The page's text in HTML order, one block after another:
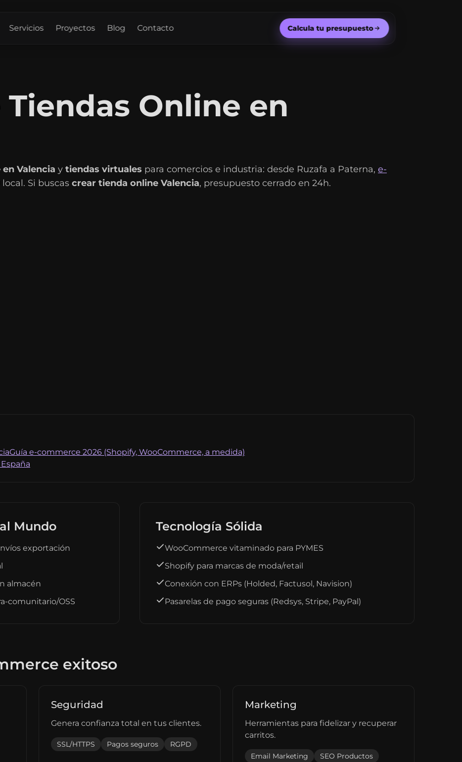
Servicios Proyectos Blog Contacto Calcula tu presupuesto
Online en
Valencia y tiendas virtuales para comercios e industria: desde Ruzafa a Paterna, e-
Si buscas crear tienda online Valencia, presupuesto cerrado en 24h.
Guía e-commerce 2026 (Shopify, WooCommerce, a medida)
Mundo
exportación
almacén
comunitario/OSS
Tecnología Sólida
WooCommerce vitaminado para PYMES
Shopify para marcas de moda/retail
Conexión con ERPs (Holded, Factusol, Navision)
Pasarelas de pago seguras (Redsys, Stripe, PayPal)
exitoso
Seguridad
Genera confianza total en tus clientes.
SSL/HTTPS Pagos seguros RGPD
Marketing
Herramientas para fidelizar y recuperar
carritos.
Email Marketing
SEO Productos